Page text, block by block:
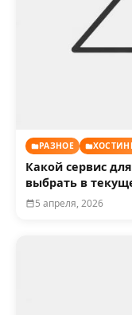
РАЗНОЕ
Какой сервис
выбрать в
5 апреля, 2026